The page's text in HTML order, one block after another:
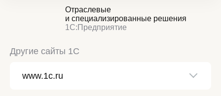
Отраслевые
и специализированные решения
1С:Предприятие
Другие сайты 1С